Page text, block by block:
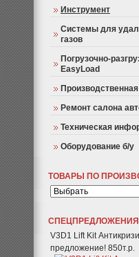
Инструмент
Системы для
газов
Погрузочно-
EasyLoad
Ремонт салона
Техническая
Оборудование б/у
ТОВАРЫ ПО
СПЕЦПРЕДЛОЖЕНИЯ
V3D1 Lift Kit
предложение! 850т.р.